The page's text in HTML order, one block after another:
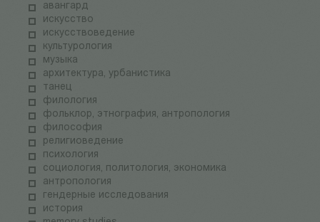
авангард
искусство
искусствоведение
культурология
музыка
архитектура, урбанистика
танец
филология
фольклор, этнография, антропология
философия
религиоведение
психология
социология, политология, экономика
антропология
гендерные исследования
история